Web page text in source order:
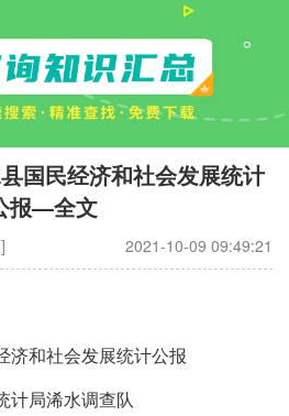
国民经济和社会发展统计
报—全文
2021-10-09 09:49:21
和社会发展统计公报
局浠水调查队